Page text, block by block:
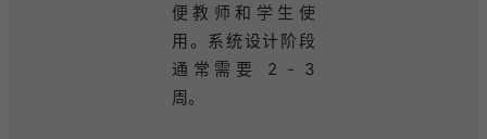
便教师和学生使
用。系统设计阶段
通常需要 2 - 3
周。